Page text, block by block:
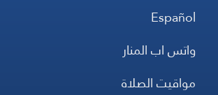
Español
واتس اب المنار
مواقيت الصلاة